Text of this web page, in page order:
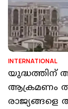
INTERNATIONAL
യുദ്ധത്തിന്
ആക്രമണം
രാജ്യങ്ങളെ